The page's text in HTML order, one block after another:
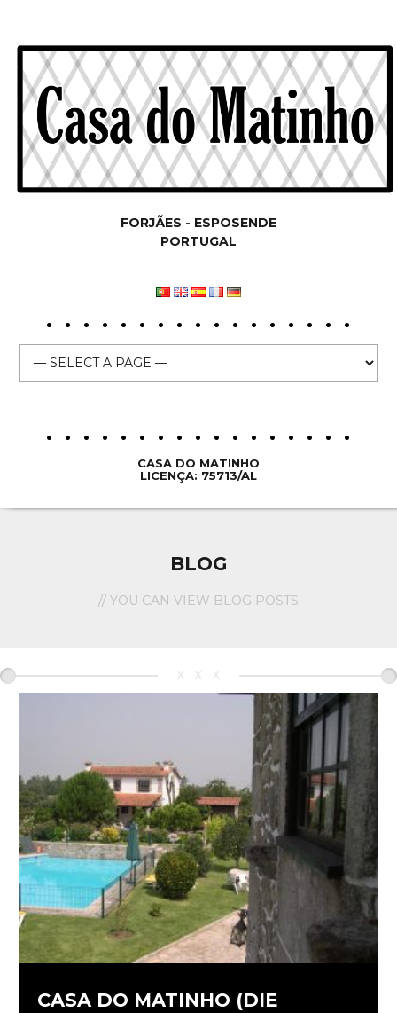
FORJÃES - ESPOSENDE
PORTUGAL
CASA DO MATINHO
LICENÇA: 75713/AL
BLOG
// YOU CAN VIEW BLOG POSTS
xxx
CASA DO MATINHO (DIE